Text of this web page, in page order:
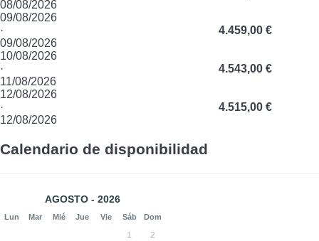
08/08/2026
09/08/2026
·
09/08/2026
4.459,00 €
10/08/2026
·
11/08/2026
4.543,00 €
12/08/2026
·
12/08/2026
4.515,00 €
Calendario de disponibilidad
AGOSTO - 2026
Lun Mar Mié Jue Vie Sáb Dom
1 2